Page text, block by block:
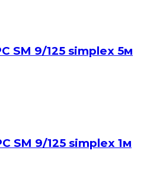
SM 9/125 simplex 5м
SM 9/125 simplex 1м